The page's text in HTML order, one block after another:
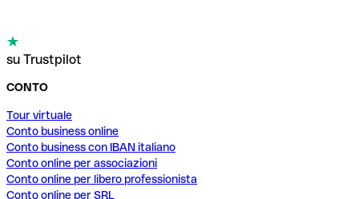
su Trustpilot
CONTO
Tour virtuale
Conto business online
Conto business con IBAN italiano
Conto online per associazioni
Conto online per libero professionista
Conto online per SRL